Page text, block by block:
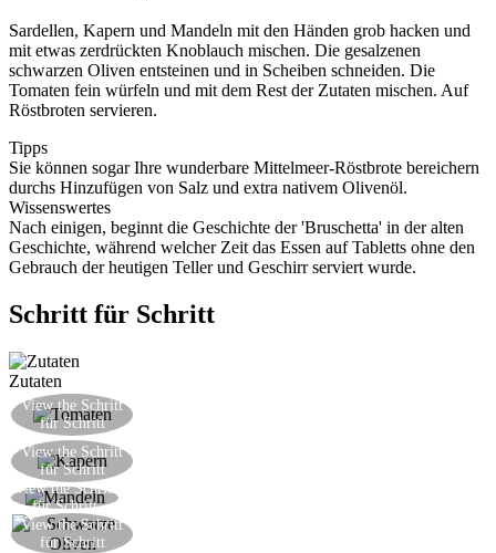
Sardellen, Kapern und Mandeln mit den Händen grob hacken und
mit etwas zerdrückten Knoblauch mischen. Die gesalzenen
schwarzen Oliven entsteinen und in Scheiben schneiden. Die
Tomaten fein würfeln und mit dem Rest der Zutaten mischen. Auf
Röstbroten servieren.
Tipps
Sie können sogar Ihre wunderbare Mittelmeer-Röstbrote bereichern
durchs Hinzufügen von Salz und extra nativem Olivenöl.
Wissenswertes
Nach einigen, beginnt die Geschichte der 'Bruschetta' in der alten
Geschichte, während welcher Zeit das Essen auf Tabletts ohne den
Gebrauch der heutigen Teller und Geschirr serviert wurde.
Schritt für Schritt
Zutaten
View the Schritt
für Schritt
View the Schritt
für Schritt
View the Schritt
für Schritt
View the Schritt
für Schritt